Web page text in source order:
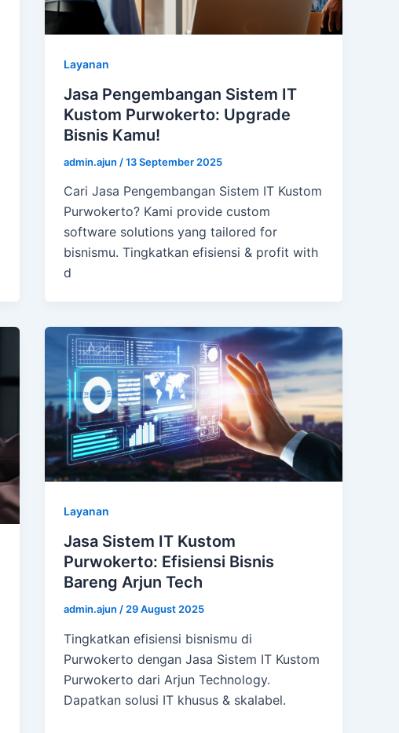
Layanan
Jasa Pengembangan Sistem IT
Kustom Purwokerto: Upgrade
Bisnis Kamu!
admin.ajun /13 September 2025
Cari Jasa Pengembangan Sistem IT Kustom
Purwokerto? Kami provide custom
software solutions yang tailored for
bisnismu. Tingkatkan efisiensi & profit with
d
Layanan
Jasa Sistem IT Kustom
Purwokerto: Efisiensi Bisnis
Bareng Arjun Tech
admin.ajun / 29 August 2025
Tingkatkan efisiensi bisnismu di
Purwokerto dengan Jasa Sistem IT Kustom
Purwokerto dari Arjun Technology.
Dapatkan solusi IT khusus & skalabel.